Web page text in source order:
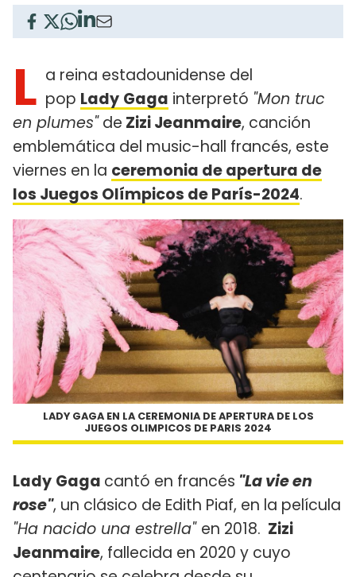
L a reina estadounidense del
pop Lady Gaga interpretó "Mon truc
en plumes"de Zizi Jeanmaire, canción
emblemática del music-hall francés, este
viernes en la ceremonia de apertura de
los Juegos Olímpicos de París-2024.
LADY GAGA EN LA CEREMONIA DE APERTURA DE LOS
JUEGOS OLIMPICOS DE PARIS 2024
Lady Gaga cantó en francés "La vie en
rose", un clásico de Edith Piaf, en la película
"Ha nacido una estrella" en 2018. Zizi
Jeanmaire, fallecida en 2020 y cuyo